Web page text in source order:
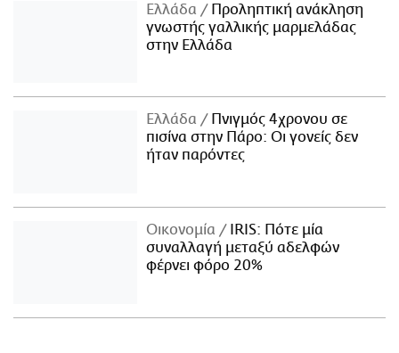
Ελλάδα
Προληπτική ανάκληση
γνωστής γαλλικής μαρμελάδας
στην Ελλάδα
Ελλάδα
Πνιγμός 4χρονου σε
πισίνα στην Πάρο: Οι γονείς δεν
ήταν παρόντες
Οικονομία
IRIS: Πότε μία
συναλλαγή μεταξύ αδελφών
φέρνει φόρο 20%